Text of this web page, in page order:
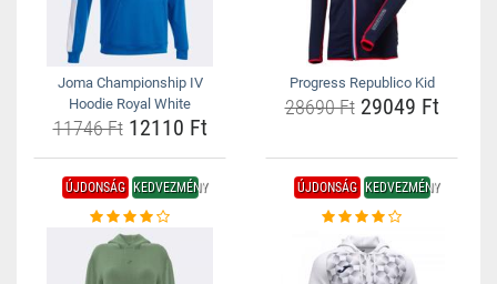
Joma Championship IV
Hoodie Royal White
11746 Ft12110 Ft
Progress Republico Kid
28690 Ft29049 Ft
ÚJDONSÁG KEDVEZMÉNY ÚJDONSÁG KEDVEZMÉNY